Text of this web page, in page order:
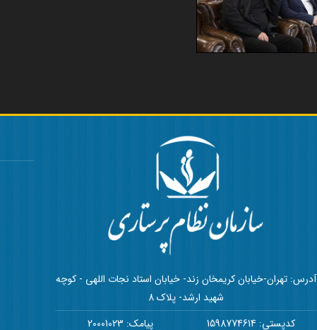
آدرس: تهران-خیابان کریمخان زند- خیابان استاد نجات اللهی - کوچه
شهید ارشد- پلاک 8
کدپستی: 1598774614
پیامک: 20001023